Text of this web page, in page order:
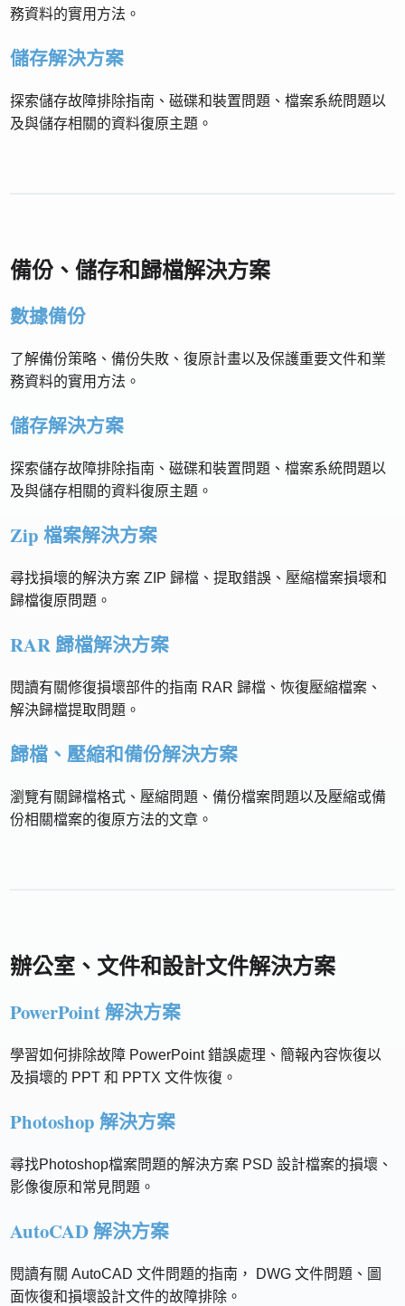
務資料的實用方法。
儲存解決方案
探索儲存故障排除指南、磁碟和裝置問題、檔案系統問題以
及與儲存相關的資料復原主題。
備份、儲存和歸檔解決方案
數據備份
了解備份策略、備份失敗、復原計畫以及保護重要文件和業
務資料的實用方法。
儲存解決方案
探索儲存故障排除指南、磁碟和裝置問題、檔案系統問題以
及與儲存相關的資料復原主題。
Zip 檔案解決方案
尋找損壞的解決方案 ZIP 歸檔、提取錯誤、壓縮檔案損壞和
歸檔復原問題。
RAR 歸檔解決方案
閱讀有關修復損壞部件的指南 RAR 歸檔、恢復壓縮檔案、
解決歸檔提取問題。
歸檔、壓縮和備份解決方案
瀏覽有關歸檔格式、壓縮問題、備份檔案問題以及壓縮或備
份相關檔案的復原方法的文章。
辦公室、文件和設計文件解決方案
PowerPoint 解決方案
學習如何排除故障 PowerPoint 錯誤處理、簡報內容恢復以
及損壞的 PPT 和 PPTX 文件恢復。
Photoshop 解決方案
尋找Photoshop檔案問題的解決方案 PSD 設計檔案的損壞、
影像復原和常見問題。
AutoCAD 解決方案
閱讀有關 AutoCAD 文件問題的指南， DWG 文件問題、圖
面恢復和損壞設計文件的故障排除。